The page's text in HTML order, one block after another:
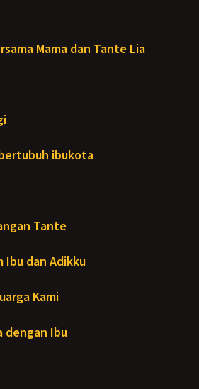
Mama dan Tante Lia
ibukota
Tante
Ibu dan Adikku
Kami
dengan Ibu